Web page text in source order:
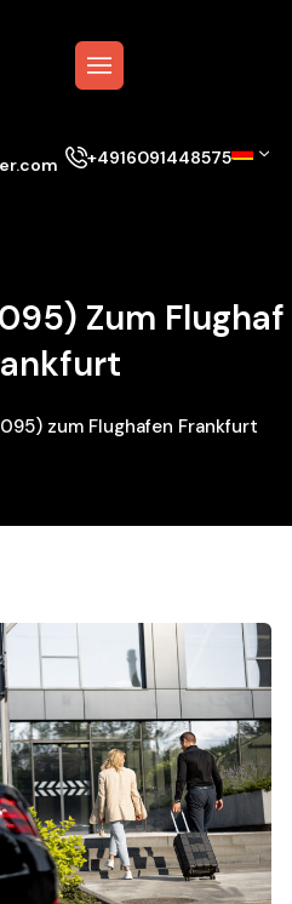
+4916091448575
Zum Flughaf
zum Flughafen Frankfurt